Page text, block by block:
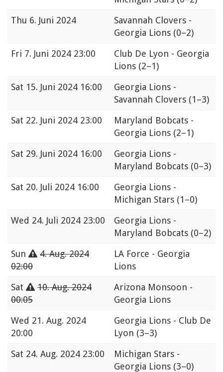
Thu 6. Juni 2024
Savannah Clovers -
Georgia Lions (0–2)
Fri 7. Juni 2024 23:00
Club De Lyon - Georgia
Lions (2–1)
Sat 15. Juni 2024 16:00
Georgia Lions -
Savannah Clovers (1–3)
Sat 22. Juni 2024 23:00
Maryland Bobcats -
Georgia Lions (2–1)
Sat 29. Juni 2024 16:00
Georgia Lions -
Maryland Bobcats (0–3)
Sat 20. Juli 2024 16:00
Georgia Lions -
Michigan Stars (1–0)
Wed 24. Juli 2024 23:00
Georgia Lions -
Maryland Bobcats (0–2)
Sun
4. Aug. 2024
02:00
LA Force - Georgia
Lions
Sat
10. Aug. 2024
00:05
Arizona Monsoon -
Georgia Lions
Wed 21. Aug. 2024
20:00
Georgia Lions - Club De
Lyon (3–3)
Sat 24. Aug. 2024 23:00
Michigan Stars -
Georgia Lions (3–0)